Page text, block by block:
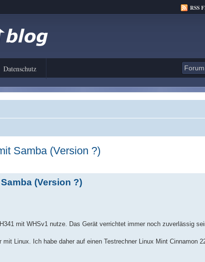
RSS
Datenschutz
Samba (Version ?)
(Version ?)
mit WHSv1 nutze. Das Gerät verrichtet immer noch zuverlässig
Linux. Ich habe daher auf einen Testrechner Linux Mint Cinnamon